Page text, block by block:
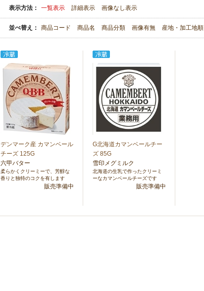
表示方法： 一覧表示 詳細表示 画像なし表示
並べ替え： 商品コード 商品名 商品分類 画像有無 産地・加工地順
デンマーク産 カマンベール
チーズ 125G
六甲バター
柔らかくクリーミーで、芳醇な
香りと独特のコクを有します
販売準備中
G北海道カマンベールチー
ズ 85G
雪印メグミルク
北海道の生乳で作ったクリーミ
ーなカマンベールチーズです
販売準備中